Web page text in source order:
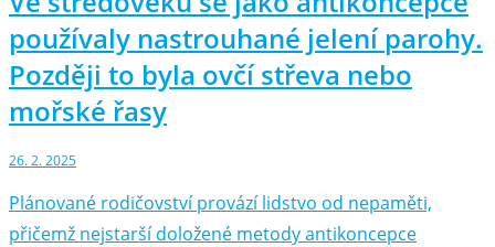
používaly nastrouhané jelení parohy.
Později to byla ovčí střeva nebo
mořské řasy
26. 2. 2025
Plánované rodičovství provází lidstvo od nepaměti,
přičemž nejstarší doložené metody antikoncepce